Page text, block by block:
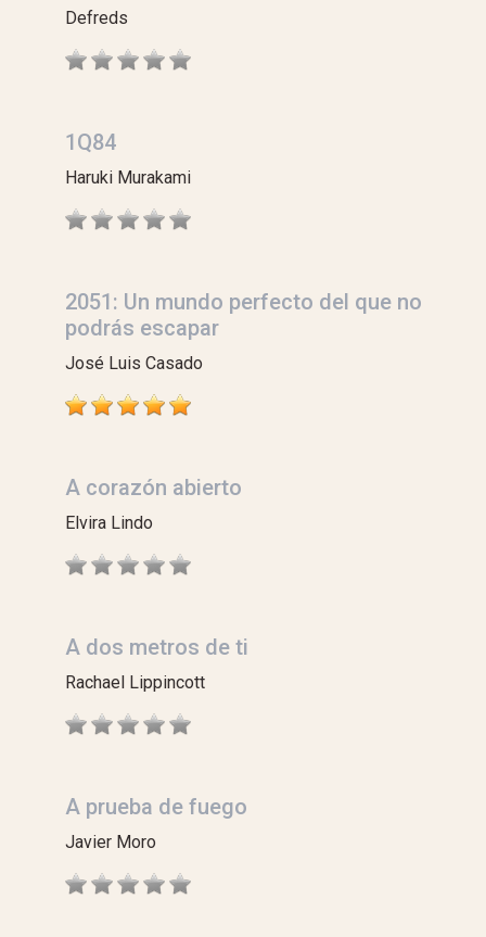
Defreds
1Q84
Haruki Murakami
2051: Un mundo perfecto del que no
podrás escapar
José Luis Casado
A corazón abierto
Elvira Lindo
A dos metros de ti
Rachael Lippincott
A prueba de fuego
Javier Moro